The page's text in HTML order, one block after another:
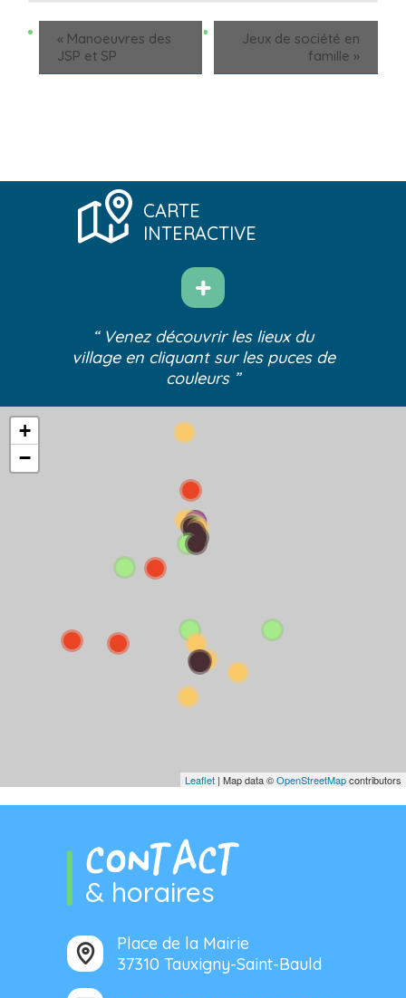
« Manoeuvres des
JSP et SP
Jeux de société en
famille »
CARTE
INTERACTIVE
“ Venez découvrir les lieux du
village en cliquant sur les puces de
couleurs ”
+
−
Leaflet | Map data ©OpenStreetMapcontributors
CONTACT
& horaires
Place de la Mairie
37310 Tauxigny-Saint-Bauld